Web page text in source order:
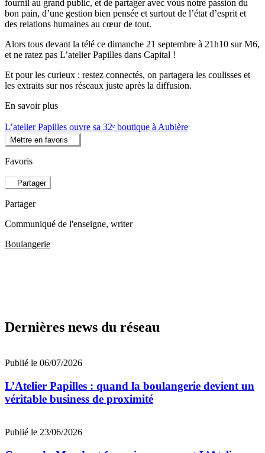
fournil au grand public, et de partager avec vous notre passion du
bon pain, d’une gestion bien pensée et surtout de l’état d’esprit et
des relations humaines au cœur de tout.
Alors tous devant la télé ce dimanche 21 septembre à 21h10 sur M6,
et ne ratez pas L’atelier Papilles dans Capital !
Et pour les curieux : restez connectés, on partagera les coulisses et
les extraits sur nos réseaux juste après la diffusion.
En savoir plus
L’atelier Papilles ouvre sa 32ᵉ boutique à Aubière
Mettre en favoris
Favoris
Partager
Partager
Communiqué de l'enseigne, writer
Boulangerie
Dernières news du réseau
Publié le 06/07/2026
L’Atelier Papilles : quand la boulangerie devient un
véritable business de proximité
Publié le 23/06/2026